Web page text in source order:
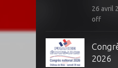
26 avril
off
2026